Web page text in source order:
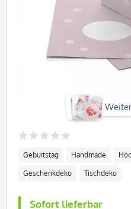
Geburtstag Handmade
Geschenkdeko Tischdeko
Sofort lieferbar